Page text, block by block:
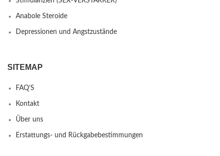
Anabole Steroide
Depressionen und Angstzustände
SITEMAP
FAQ’S
Kontakt
Über uns
Erstattungs- und Rückgabebestimmungen